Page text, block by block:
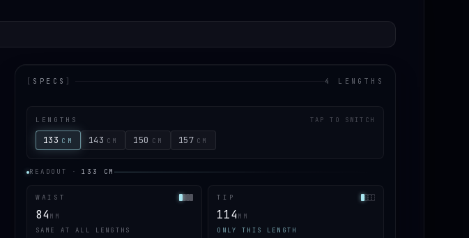
[ SPECS ] 4 LENGTHS
LENGTHS TAP TO SWITCH
133 CM 143 CM 150 CM 157 CM
READOUT · 133 CM
WAIST
84MM
SAME AT ALL LENGTHS
TIP
114MM
ONLY THIS LENGTH